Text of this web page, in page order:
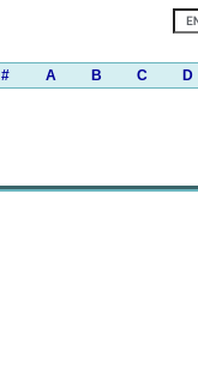
# A B C D